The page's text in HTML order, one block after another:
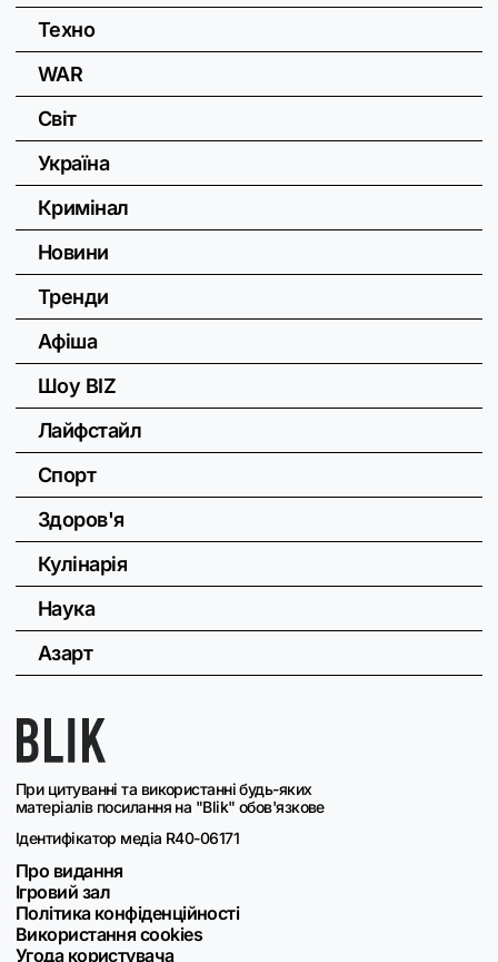
При цитуванні та використанні будь-яких
матеріалів посилання на "Blik" обов'язкове
Ідентифікатор медіа R40-06171
Про видання
Ігровий зал
Політика конфіденційності
Використання cookies
Угода користувача
Техно
WAR
Світ
Україна
Кримінал
Новини
Тренди
Афіша
Шоу BIZ
Лайфстайл
Спорт
Здоров'я
Кулінарія
Наука
Азарт